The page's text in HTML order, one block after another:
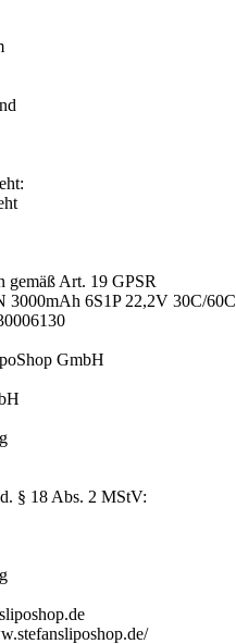
gemäß Art. 19 GPSR
3000mAh 6S1P 22,2V 30C/60C
GmbH
§ 18 Abs. 2 MStV: